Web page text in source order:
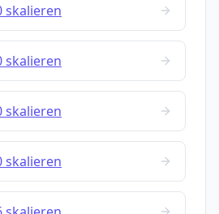
skalieren
skalieren
skalieren
skalieren